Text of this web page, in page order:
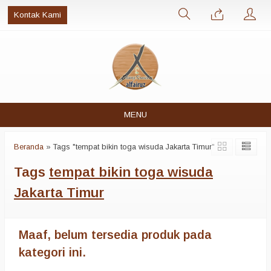
Kontak Kami
MENU
Beranda »Tags "tempat bikin toga wisuda Jakarta Timur"
Tags tempat bikin toga wisuda
Jakarta Timur
Maaf, belum tersedia produk pada
kategori ini.